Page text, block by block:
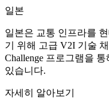
일본
일본은 교통 인프라를
기 위해 고급 V2I 기술
Challenge 프로그램을
있습니다.
자세히 알아보기